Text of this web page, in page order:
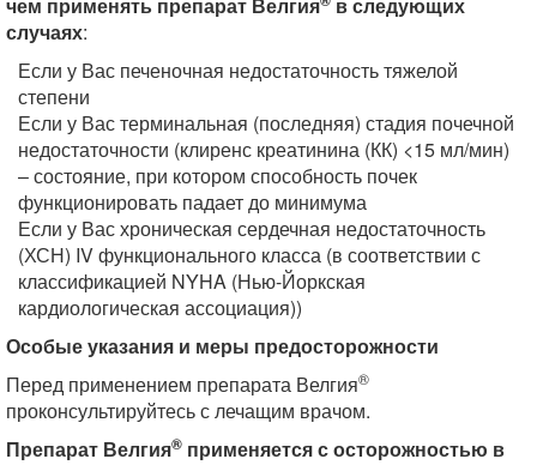
случаях:
Если у Вас печеночная недостаточность тяжелой
степени
Если у Вас терминальная (последняя) стадия почечной
недостаточности (клиренс креатинина (КК) <15 мл/мин)
– состояние, при котором способность почек
функционировать падает до минимума
Если у Вас хроническая сердечная недостаточность
(ХСН) IV функционального класса (в соответствии с
классификацией NYHA (Нью-Йоркская
кардиологическая ассоциация))
Особые указания и меры предосторожности
Перед применением препарата Велгия®
проконсультируйтесь с лечащим врачом.
Препарат Велгия® применяется с осторожностью в